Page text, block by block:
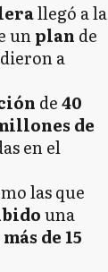
llegó a la
unplan de
a
de40
de
en el
las que
una
de 15